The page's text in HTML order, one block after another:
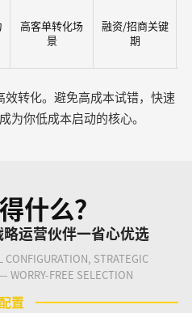
高客单转化场
景
融资/招商关键
期
转化。避免高成本试错，快速
为你低成本启动的核心。
什么？
运营伙伴一省心优选
STRATEGIC
WORRY-FREE SELECTION
置